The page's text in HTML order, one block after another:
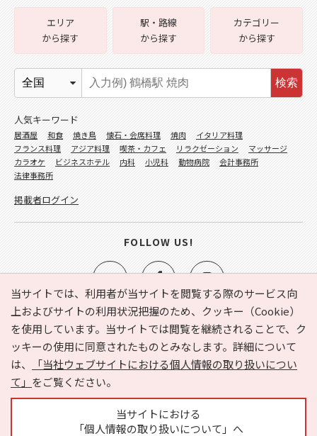
当サイトでは、利用者が当サイトを閲覧する際のサービス向
上およびサイトの利用状況把握のため、クッキー（Cookie）
を使用しています。当サイトでは閲覧を継続されることで、ク
ッキーの使用に同意されたものとみなします。詳細について
は、
「当社ウェブサイトにおける個人情報の取り扱いについ
て」 をご覧ください。
当サイトにおける
「個人情報の取り扱いについて」へ
e-NAVITA（イーナビタ）とは？ お気に入り
ヘルプ
利用規約
個人情報の取り扱いについて
運営会社
サイトマップ
広告掲載に関するお問い合わせ
エリア
から探す
駅・路線
から探す
カテゴリー
から探す
検索
人気キーワード
居酒屋 和食 焼き鳥 懐石・会席料理 焼肉
イタリア料理
フランス料理
アジア料理 喫茶・カフェ リラクゼーション
マッサージ
カラオケ
ビジネスホテル 内科 小児科 動物病院
会計事務所
法律事務所
掲載者ログイン
FOLLOW US!